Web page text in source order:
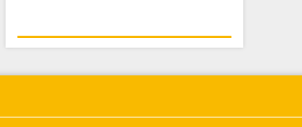
Broschüren & Kataloge